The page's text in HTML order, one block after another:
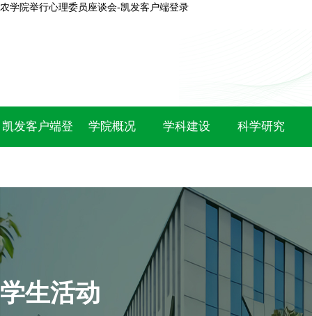
农学院举行心理委员座谈会-凯发客户端登录
凯发客户端登 学院概况 学科建设 科学研究
学生活动